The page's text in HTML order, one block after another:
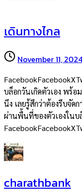
เดินทางไกล
November 11, 2024
บล็อกวันเกิดตัวเอง พร้อ
นึง เลยรู้สึกว่าต้องรีบจัด
ผ่านพื้นที่ของตัวเองใน
charathbank